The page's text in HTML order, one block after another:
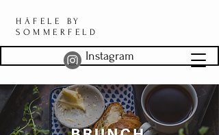
Instagram
HÄFELE BY
SOMMERFELD